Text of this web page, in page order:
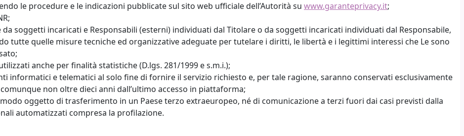
le procedure e le indicazioni pubblicate sul sito web ufficiale dell’Autorità su www.garanteprivacy.it;
soggetti incaricati e Responsabili (esterni) individuati dal Titolare o da soggetti incaricati individuati dal Responsabile,
tutte quelle misure tecniche ed organizzative adeguate per tutelare i diritti, le libertà e i legittimi interessi che Le sono
anche per finalità statistiche (D.lgs. 281/1999 e s.m.i.);
informatici e telematici al solo fine di fornire il servizio richiesto e, per tale ragione, saranno conservati esclusivamente
non oltre dieci anni dall’ultimo accesso in piattaforma;
oggetto di trasferimento in un Paese terzo extraeuropeo, né di comunicazione a terzi fuori dai casi previsti dalla
automatizzati compresa la profilazione.